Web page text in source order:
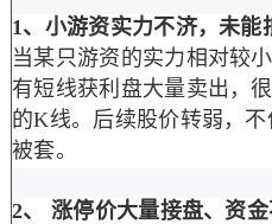
1、小游资实力不济，未能
当某只游资的实力相对较
有短线获利盘大量卖出，
的K线。后续股价转弱，
被套。
2、 涨停价大量接盘、资